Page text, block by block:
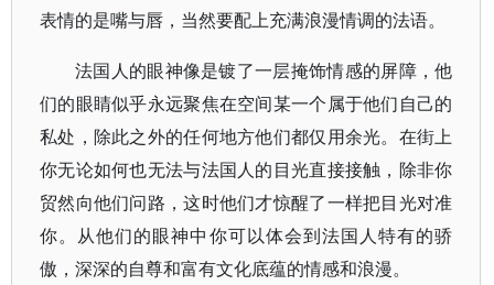
表情的是嘴与唇，当然要配上充满浪漫情调的法语。
法国人的眼神像是镀了一层掩饰情感的屏障，他
们的眼睛似乎永远聚焦在空间某一个属于他们自己的
私处，除此之外的任何地方他们都仅用余光。在街上
你无论如何也无法与法国人的目光直接接触，除非你
贸然向他们问路，这时他们才惊醒了一样把目光对准
你。从他们的眼神中你可以体会到法国人特有的骄
傲，深深的自尊和富有文化底蕴的情感和浪漫。